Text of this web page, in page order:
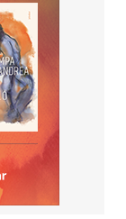
Admérosz
tanú
száll
vadállatokat